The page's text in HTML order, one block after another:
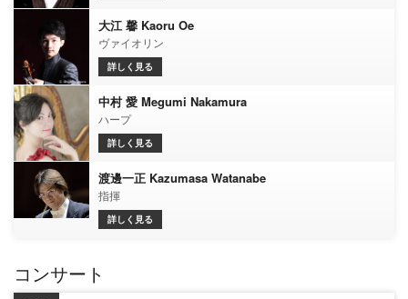
大江 馨 Kaoru Oe
ヴァイオリン
詳しく見る
中村 愛 Megumi Nakamura
ハープ
詳しく見る
渡邊一正 Kazumasa Watanabe
指揮
詳しく見る
コンサート